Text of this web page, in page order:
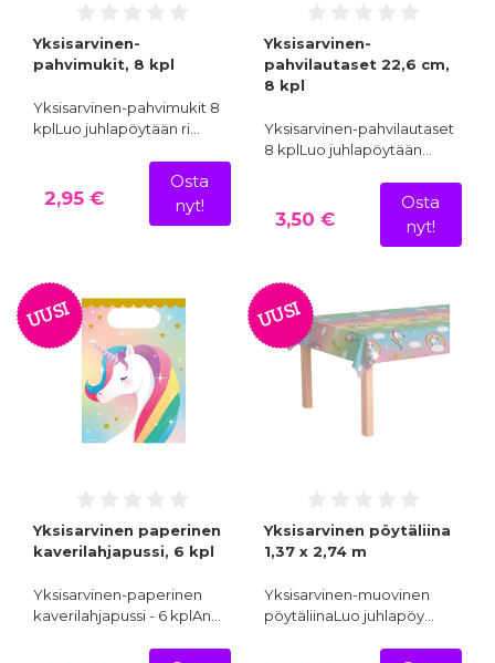
Yksisarvinen-
pahvimukit, 8 kpl
Yksisarvinen-pahvimukit 8
kplLuo juhlapöytään ri…
2,95 €
Osta
nyt!
Yksisarvinen-
pahvilautaset 22,6 cm,
8 kpl
Yksisarvinen-pahvilautaset
8 kplLuo juhlapöytään…
3,50 €
Osta
nyt!
UUSI
Yksisarvinen paperinen
kaverilahjapussi, 6 kpl
Yksisarvinen-paperinen
kaverilahjapussi - 6 kplAn…
UUSI
Yksisarvinen pöytäliina
1,37 x 2,74 m
Yksisarvinen-muovinen
pöytäliinaLuo juhlapöy…